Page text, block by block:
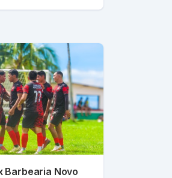
Barbearia Novo